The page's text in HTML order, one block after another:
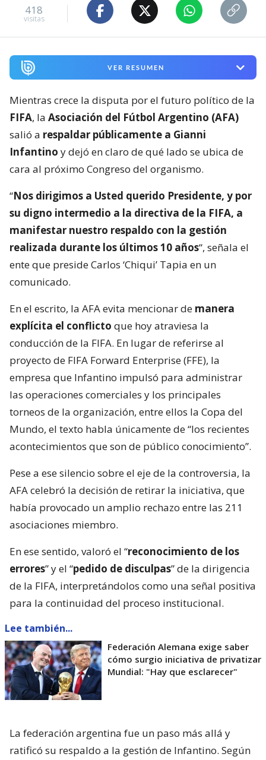
418
visitas
VER RESUMEN
Mientras crece la disputa por el futuro político de la
FIFA, la Asociación del Fútbol Argentino (AFA)
salió a respaldar públicamente a Gianni
Infantino y dejó en claro de qué lado se ubica de
cara al próximo Congreso del organismo.
“Nos dirigimos a Usted querido Presidente, y por
su digno intermedio a la directiva de la FIFA, a
manifestar nuestro respaldo con la gestión
realizada durante los últimos 10 años“, señala el
ente que preside Carlos ‘Chiqui’ Tapia en un
comunicado.
En el escrito, la AFA evita mencionar de manera
explícita el conflicto que hoy atraviesa la
conducción de la FIFA. En lugar de referirse al
proyecto de FIFA Forward Enterprise (FFE), la
empresa que Infantino impulsó para administrar
las operaciones comerciales y los principales
torneos de la organización, entre ellos la Copa del
Mundo, el texto habla únicamente de “los recientes
acontecimientos que son de público conocimiento”.
Pese a ese silencio sobre el eje de la controversia, la
AFA celebró la decisión de retirar la iniciativa, que
había provocado un amplio rechazo entre las 211
asociaciones miembro.
En ese sentido, valoró el “reconocimiento de los
errores” y el “pedido de disculpas” de la dirigencia
de la FIFA, interpretándolos como una señal positiva
para la continuidad del proceso institucional.
Lee también...
Federación Alemana exige saber
cómo surgio iniciativa de privatizar
Mundial: "Hay que esclarecer"
La federación argentina fue un paso más allá y
ratificó su respaldo a la gestión de Infantino. Según